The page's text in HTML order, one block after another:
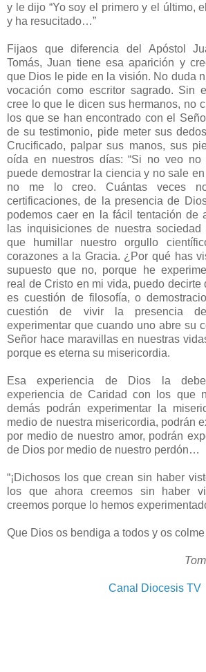
y le dijo “Yo soy el primero y el último,
y ha resucitado…”
Fijaos que diferencia del Apóstol
Tomás, Juan tiene esa aparición y
que Dios le pide en la visión. No duda
vocación como escritor sagrado. Sin
cree lo que le dicen sus hermanos, no
los que se han encontrado con el
de su testimonio, pide meter sus
Crucificado, palpar sus manos, sus
oída en nuestros días: “Si no veo
puede demostrar la ciencia y no sale
no me lo creo. Cuántas veces
certificaciones, de la presencia de
podemos caer en la fácil tentación de
las inquisiciones de nuestra sociedad
que humillar nuestro orgullo
corazones a la Gracia. ¿Por qué has
supuesto que no, porque he
real de Cristo en mi vida, puedo decirte
es cuestión de filosofía, o
cuestión de vivir la presencia
experimentar que cuando uno abre su
Señor hace maravillas en nuestras
porque es eterna su misericordia.
Esa experiencia de Dios la
experiencia de Caridad con los que
demás podrán experimentar la
medio de nuestra misericordia, podrán
por medio de nuestro amor, podrán
de Dios por medio de nuestro perdón…
“¡Dichosos los que crean sin haber
los que ahora creemos sin haber
creemos porque lo hemos
Que Dios os bendiga a todos y os
Canal Diocesis TV